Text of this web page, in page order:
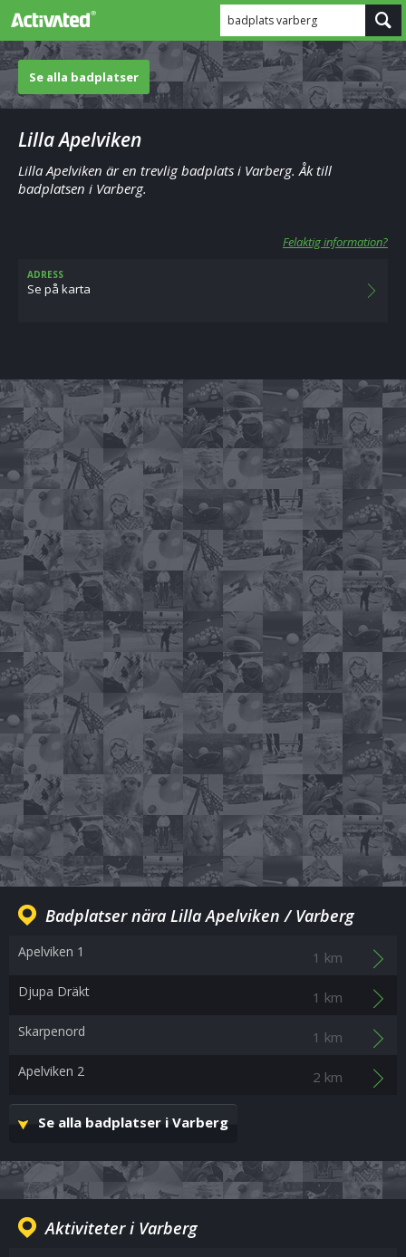
badplats varberg
Se alla badplatser
Lilla Apelviken
Lilla Apelviken är en trevlig badplats i Varberg. Åk till
badplatsen i Varberg.
Felaktig information?
ADRESS
Se på karta
Badplatser nära Lilla Apelviken / Varberg
Apelviken 1 1 km
Djupa Dräkt 1 km
Skarpenord 1 km
Apelviken 2 2 km
Se alla badplatser i Varberg
Aktiviteter i Varberg